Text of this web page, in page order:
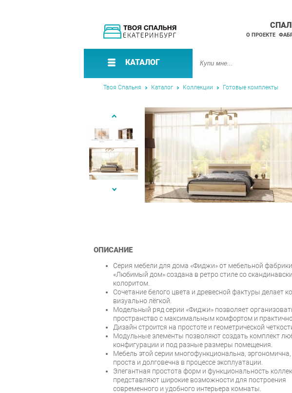
О ПРОЕКТЕ
КАТАЛОГ
Твоя Спальня Каталог Коллекции Готовые комплекты
ОПИСАНИЕ
Серия мебели для дома «Фиджи» от мебельной фабрики
«Любимый дом» создана в ретро стиле со
колоритом.
Сочетание белого цвета и древесной фактуры делает
визуально лёгкой.
Модельный ряд серии «Фиджи» позволяет
пространство с максимальным комфортом и
Дизайн строится на простоте и геометрической
Модульные элементы позволяют создать комплект
конфигурации и под разные размеры помещения.
Мебель этой серии многофункциональна, эргономична,
проста и долговечна в процессе эксплуатации.
Элегантная простота форм и функциональность
представляют широкие возможности для построения
современного и удобного интерьера комнаты.